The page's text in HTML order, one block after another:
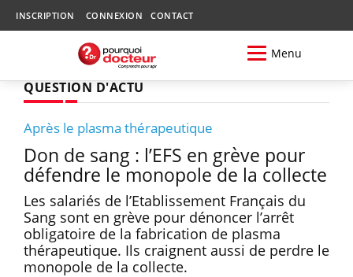
INSCRIPTION CONNEXION CONTACT
Menu
QUESTION D'ACTU
Après le plasma thérapeutique
Don de sang : l’EFS en grève pour
défendre le monopole de la collecte
Les salariés de l’Etablissement Français du
Sang sont en grève pour dénoncer l’arrêt
obligatoire de la fabrication de plasma
thérapeutique. Ils craignent aussi de perdre le
monopole de la collecte.